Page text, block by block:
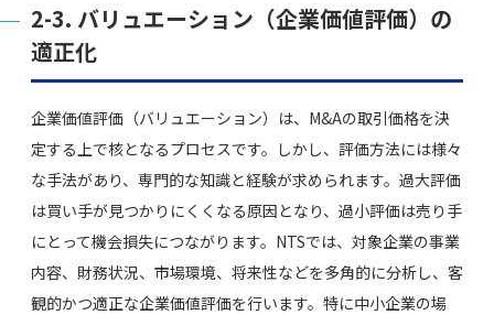
2-3. バリュエーション（企業価値評価）の
適正化
企業価値評価（バリュエーション）は、M&Aの取引価格を決
定する上で核となるプロセスです。しかし、評価方法には様々
な手法があり、専門的な知識と経験が求められます。過大評価
は買い手が見つかりにくくなる原因となり、過小評価は売り手
にとって機会損失につながります。NTSでは、対象企業の事業
内容、財務状況、市場環境、将来性などを多角的に分析し、客
観的かつ適正な企業価値評価を行います。特に中小企業の場